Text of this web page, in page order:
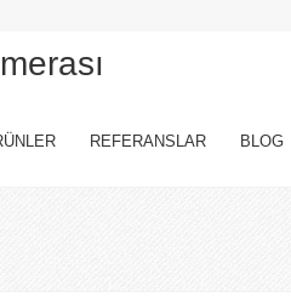
REFERANSLAR BLOG